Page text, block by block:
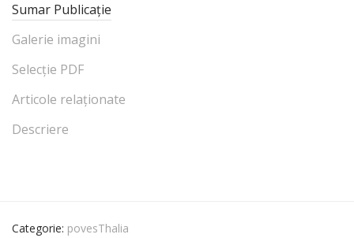
Sumar Publicație
Galerie imagini
Selecție PDF
Articole relaționate
Descriere
Categorie: povesThalia